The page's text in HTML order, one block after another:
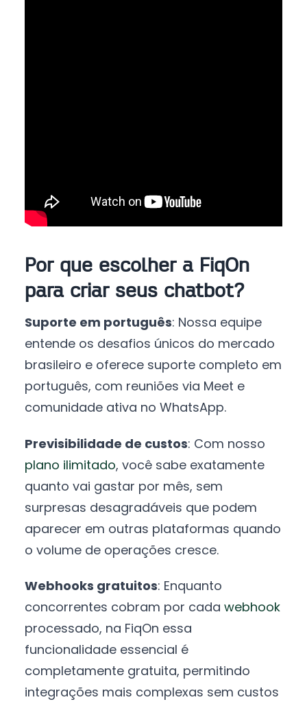
Por que escolher a FiqOn
para criar seus chatbot?
Suporte em português: Nossa equipe
entende os desafios únicos do mercado
brasileiro e oferece suporte completo em
português, com reuniões via Meet e
comunidade ativa no WhatsApp.
Previsibilidade de custos: Com nosso
plano ilimitado, você sabe exatamente
quanto vai gastar por mês, sem
surpresas desagradáveis que podem
aparecer em outras plataformas quando
o volume de operações cresce.
Webhooks gratuitos: Enquanto
concorrentes cobram por cada webhook
processado, na FiqOn essa
funcionalidade essencial é
completamente gratuita, permitindo
integrações mais complexas sem custos